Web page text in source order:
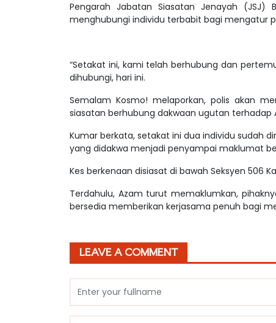
Pengarah Jabatan Siasatan Jenayah (JSJ)
menghubungi individu terbabit bagi mengatur
“Setakat ini, kami telah berhubung dan
dihubungi, hari ini.
Semalam Kosmo! melaporkan, polis akan
siasatan berhubung dakwaan ugutan terhadap
Kumar berkata, setakat ini dua individu sudah
yang didakwa menjadi penyampai maklumat
Kes berkenaan disiasat di bawah Seksyen 506
Terdahulu, Azam turut memaklumkan,
bersedia memberikan kerjasama penuh bagi
LEAVE A COMMENT